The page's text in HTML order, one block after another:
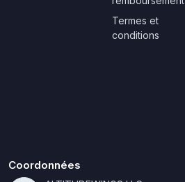
Termes et
conditions
Coordonnées